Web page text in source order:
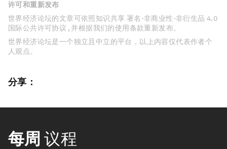
许可和重新发布
世界经济论坛的文章可依照知识共享 署名-非商业性-非衍生品 4.0
国际公共许可协议 , 并根据我们的使用条款重新发布。
世界经济论坛是一个独立且中立的平台，以上内容仅代表作者个
人观点。
分享：
每周 议程